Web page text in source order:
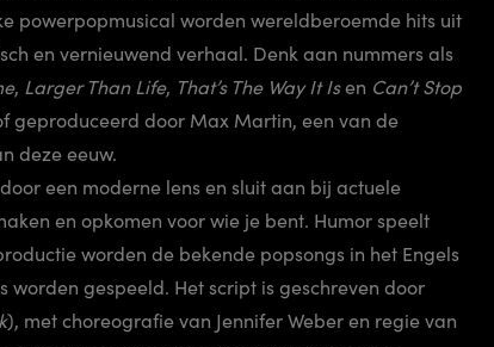
powerpopmusical worden wereldberoemde hits uit
en vernieuwend verhaal. Denk aan nummers als
, Larger Than Life, That’s The Way It Isen Can’t Stop
geproduceerd door Max Martin, een van de
deze eeuw.
een moderne lens en sluit aan bij actuele
en opkomen voor wie je bent. Humor speelt
worden de bekende popsongs in het Engels
gespeeld. Het script is geschreven door
), met choreografie van Jennifer Weber en regie van